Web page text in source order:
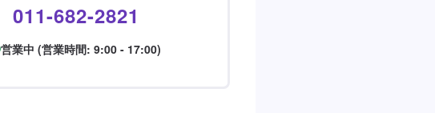
011-682-2821
営業中 (営業時間: 9:00 - 17:00)